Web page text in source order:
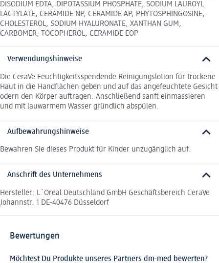
DISODIUM EDTA, DIPOTASSIUM PHOSPHATE, SODIUM LAUROYL
LACTYLATE, CERAMIDE NP, CERAMIDE AP, PHYTOSPHINGOSINE,
CHOLESTEROL, SODIUM HYALURONATE, XANTHAN GUM,
CARBOMER, TOCOPHEROL, CERAMIDE EOP
Verwendungshinweise
Die CeraVe Feuchtigkeitsspendende Reinigungslotion für trockene
Haut in die Handflächen geben und auf das angefeuchtete Gesicht
odern den Körper auftragen. Anschließend sanft einmassieren
und mit lauwarmem Wasser gründlich abspülen.
Aufbewahrungshinweise
Bewahren Sie dieses Produkt für Kinder unzugänglich auf.
Anschrift des Unternehmens
Hersteller: L´Oreal Deutschland GmbH Geschäftsbereich CeraVe
Johannstr. 1 DE-40476 Düsseldorf
Bewertungen
Möchtest Du Produkte unseres Partners dm-med bewerten?